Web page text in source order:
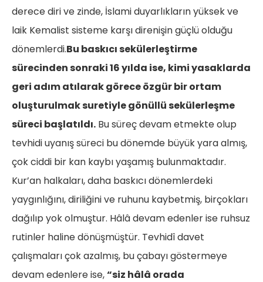
derece diri ve zinde, İslami duyarlıkların yüksek ve
laik Kemalist sisteme karşı direnişin güçlü olduğu
dönemlerdi.Bu baskıcı sekülerleştirme
sürecinden sonraki 16 yılda ise, kimi yasaklarda
geri adım atılarak görece özgür bir ortam
oluşturulmak suretiyle gönüllü sekülerleşme
süreci başlatıldı. Bu süreç devam etmekte olup
tevhidi uyanış süreci bu dönemde büyük yara almış,
çok ciddi bir kan kaybı yaşamış bulunmaktadır.
Kur’an halkaları, daha baskıcı dönemlerdeki
yaygınlığını, diriliğini ve ruhunu kaybetmiş, birçokları
dağılıp yok olmuştur. Hâlâ devam edenler ise ruhsuz
rutinler haline dönüşmüştür. Tevhidî davet
çalışmaları çok azalmış, bu çabayı göstermeye
devam edenlere ise,“siz hâlâ orada